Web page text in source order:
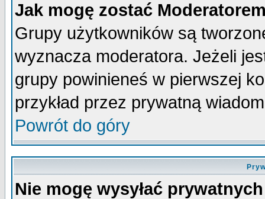
Jak mogę zostać
Grupy użytkowników są
wyznacza moderatora. Jeżeli
grupy powinieneś w pierwszej
przykład przez prywatną
Powrót do góry
Nie mogę wysyłać